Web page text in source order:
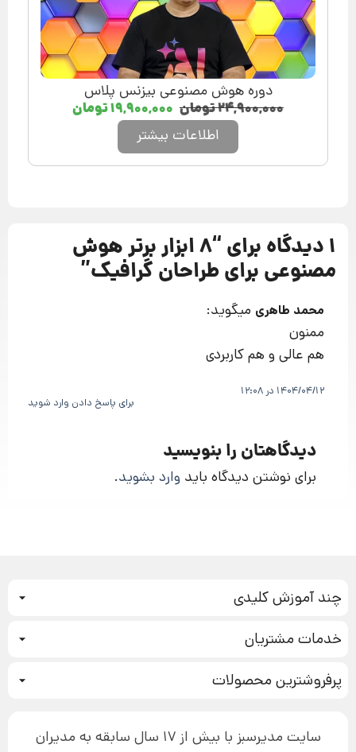
دوره هوش مصنوعی بیزنس پلاس
۲۴,۹۰۰,۰۰۰تومان ۱۹,۹۰۰,۰۰۰تومان
اطلاعات بیشتر
1 دیدگاه برای “ 8 ابزار برتر هوش
مصنوعی برای طراحان گرافیک”
محمد طاهری میگوید:
ممنون
هم عالی و هم کاربردی
1404/04/12 در 12:08
برای پاسخ دادن وارد شوید
دیدگاهتان را بنویسید
برای نوشتن دیدگاه باید وارد بشوید.
چند آموزش کلیدی
بازاریابی عصبی
تبلیغ نویسی
افزایش عملکرد
خدمات مشتریان
آموزش دسترسی به دانلود فایل‌ها
پیگیری سفارش
پرفروشترین محصولاتدوره جدید سیستم سازی
سایت مدیرسبز با بیش از 17 سال سابقه به مدیران